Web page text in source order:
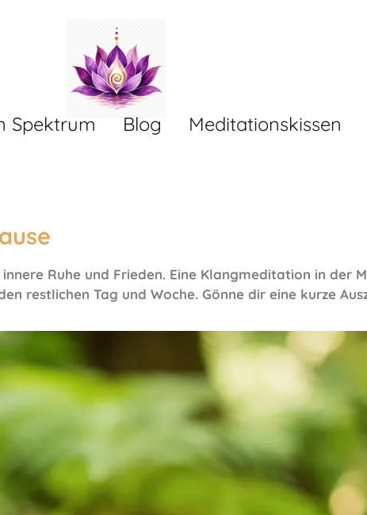
Spektrum Blog Meditationskissen
Ruhe und Frieden. Eine Klangmeditation in der
restlichen Tag und Woche. Gönne dir eine kurze